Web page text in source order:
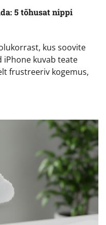
5 tõhusat nippi
kus soovite
iPhone kuvab teate
frustreeriv kogemus,